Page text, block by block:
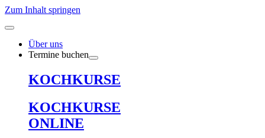
Zum Inhalt springen
Über uns
Termine buchen
KOCHKURSE
KOCHKURSE
ONLINE